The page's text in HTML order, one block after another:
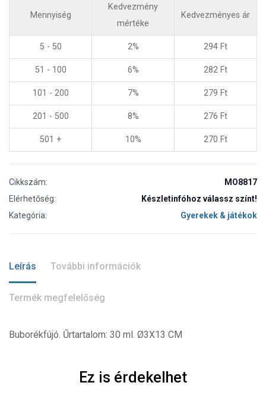
Mennyiség
Kedvezmény
mértéke
Kedvezményes ár
5 - 50 2% 294 Ft
51 - 100 6% 282 Ft
101 - 200 7% 279 Ft
201 - 500 8% 276 Ft
501 + 10% 270 Ft
Cikkszám:
MO8817
Elérhetőség:
Készletinfóhoz válassz színt!
Kategória:
Gyerekek & játékok
Leírás További információk
Termék megfelelőség
Buborékfújó. Űrtartalom: 30 ml. Ø3X13 CM
Ez is érdekelhet